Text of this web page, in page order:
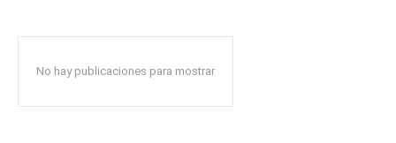
No hay publicaciones para mostrar